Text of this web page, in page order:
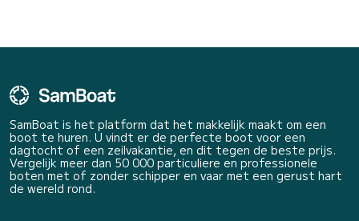
SamBoat is het platform dat het makkelijk maakt om een
boot te huren. U vindt er de perfecte boot voor een
dagtocht of een zeilvakantie, en dit tegen de beste prijs.
Vergelijk meer dan 50 000 particuliere en professionele
boten met of zonder schipper en vaar met een gerust hart
de wereld rond.